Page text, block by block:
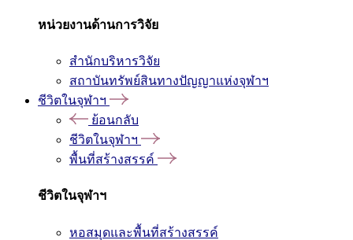
หน่วยงานด้านการวิจัย
สำนักบริหารวิจัย
สถาบันทรัพย์สินทางปัญญาแห่งจุฬาฯ
ชีวิตในจุฬาฯ
ย้อนกลับ
ชีวิตในจุฬาฯ
พื้นที่สร้างสรรค์
ชีวิตในจุฬาฯ
หอสมุดและพื้นที่สร้างสรรค์